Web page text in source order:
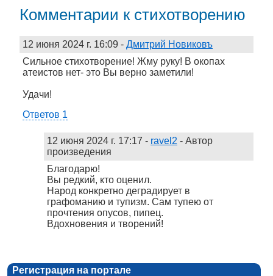
Комментарии к стихотворению
12 июня 2024 г. 16:09 - Дмитрий Новиковъ
Сильное стихотворение! Жму руку! В окопах
атеистов нет- это Вы верно заметили!
Удачи!
Ответов 1
12 июня 2024 г. 17:17 - ravel2 - Автор
произведения
Благодарю!
Вы редкий, кто оценил.
Народ конкретно деградирует в
графоманию и тупизм. Сам тупею от
прочтения опусов, пипец.
Вдохновения и творений!
Регистрация на портале